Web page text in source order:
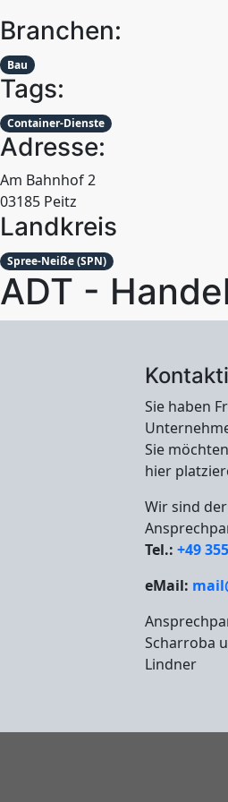
Branchen:
Bau
Tags:
Container-Dienste
Adresse:
Am Bahnhof 2
03185 Peitz
Landkreis
Spree-Neiße (SPN)
ADT -
Sie haben
Sie
hier
Wir sind
Tel.: +49
eMail:
Scharroba
Lindner